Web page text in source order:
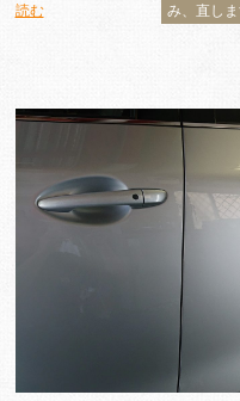
読む
み、直しま